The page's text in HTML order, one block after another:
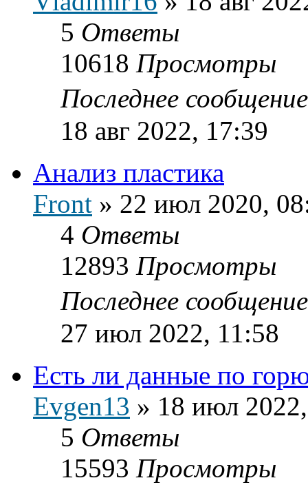
5 Ответы
10618 Просмотры
Последнее
18 авг 2022, 17:39
Анализ пластика
Front » 22 июл 2020,
4 Ответы
12893 Просмотры
Последнее
27 июл 2022, 11:58
Есть ли данные по
Evgen13 » 18 июл
5 Ответы
15593 Просмотры